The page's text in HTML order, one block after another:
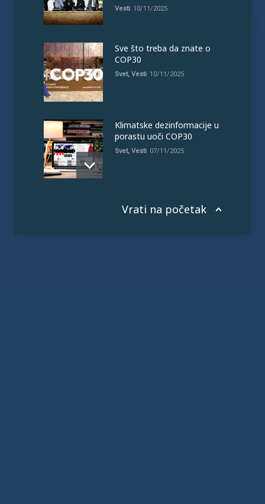
Vesti 10/11/2025
Sve što treba da znate o
COP30
Svet, Vesti 10/11/2025
Klimatske dezinformacije u
porastu uoči COP30
Svet, Vesti 07/11/2025
Vrati na početak